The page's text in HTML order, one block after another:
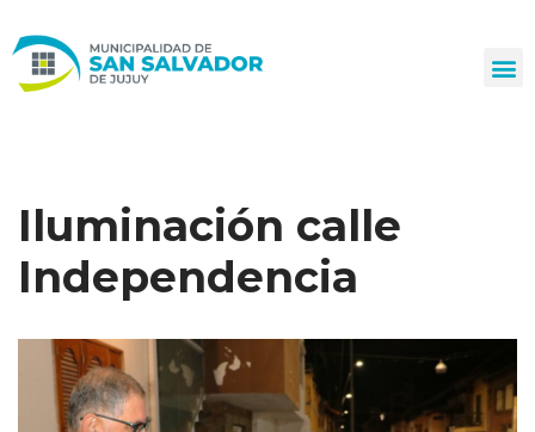
al
Iluminación calle
Independencia